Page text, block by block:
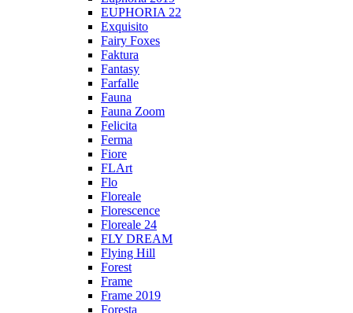
EUPHORIA 22
Exquisito
Fairy Foxes
Faktura
Fantasy
Farfalle
Fauna
Fauna Zoom
Felicita
Ferma
Fiore
FLArt
Flo
Floreale
Florescence
Floreale 24
FLY DREAM
Flying Hill
Forest
Frame
Frame 2019
Foresta